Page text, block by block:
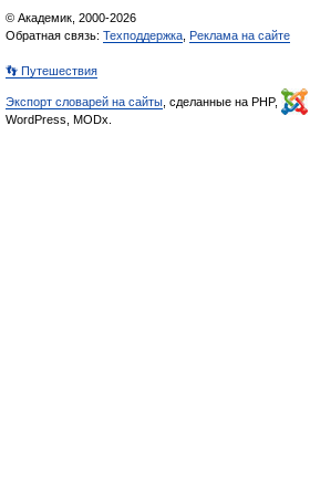
© Академик, 2000-2026
Обратная связь: Техподдержка Реклама на сайте
👣 Путешествия
Экспорт словарей на сайты , сделанные на PHP,
WordPress, MODx.